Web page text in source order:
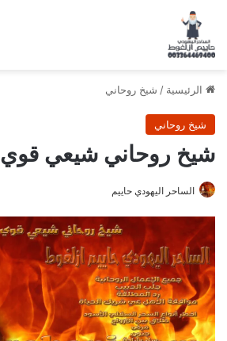
الرئيسية / شيخ روحاني
شيخ روحاني
شيخ روحاني شيعي قوي
الساحر اليهودي حاييم